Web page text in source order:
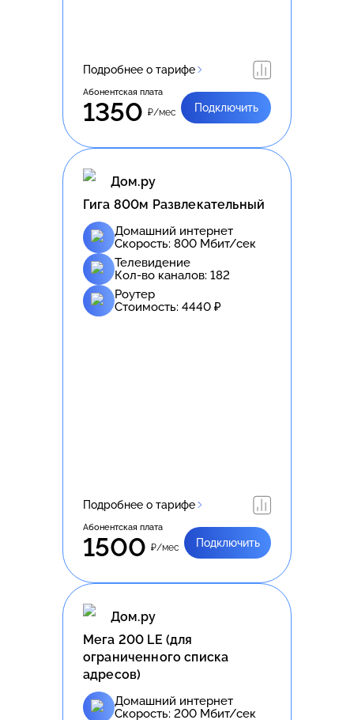
Подробнее о тарифе
Абонентская плата
1350 ₽/мес Подключить
Дом.ру
Гига 800м Развлекательный
Домашний интернет
Скорость: 800 Мбит/сек
Телевидение
Кол-во каналов: 182
Роутер
Стоимость: 4440 ₽
Подробнее о тарифе
Абонентская плата
1500 ₽/мес Подключить
Дом.ру
Meгa 200 LE (для
ограниченного списка
адресов)
Домашний интернет
Скорость: 200 Мбит/сек